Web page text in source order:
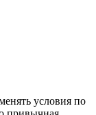
условия по